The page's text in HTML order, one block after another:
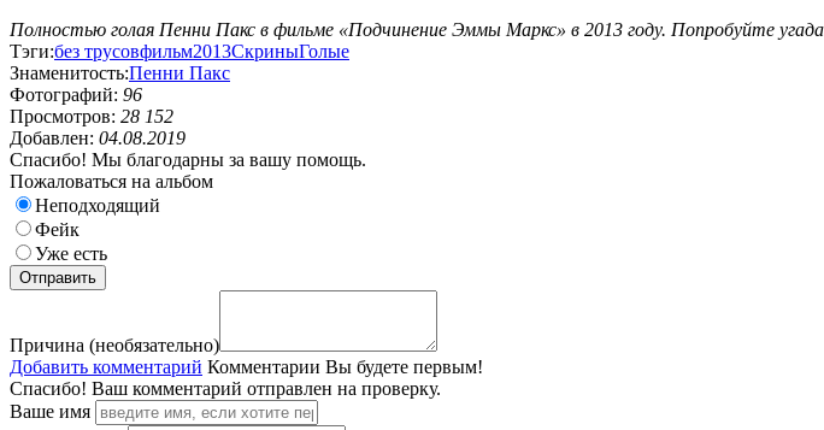
Полностью голая Пенни Пакс в фильме «Подчинение Эммы Маркс» в 2013 году. Попробуйте
Тэги:без трусовфильм2013СкриныГолые
Знаменитость:Пенни Пакс
Фотографий: 96
Просмотров: 28 152
Добавлен: 04.08.2019
Спасибо! Мы благодарны за вашу помощь.
Пожаловаться на альбом
Неподходящий
Фейк
Уже есть
Причина (необязательно)
Добавить комментарий Комментарии Вы будете первым!
Спасибо! Ваш комментарий отправлен на проверку.
Ваше имя